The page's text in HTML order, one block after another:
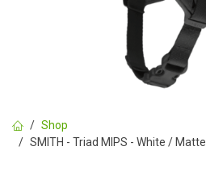
Shop
SMITH - Triad MIPS - White /